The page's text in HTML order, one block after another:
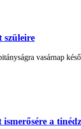
szüleire
vasárnap
a